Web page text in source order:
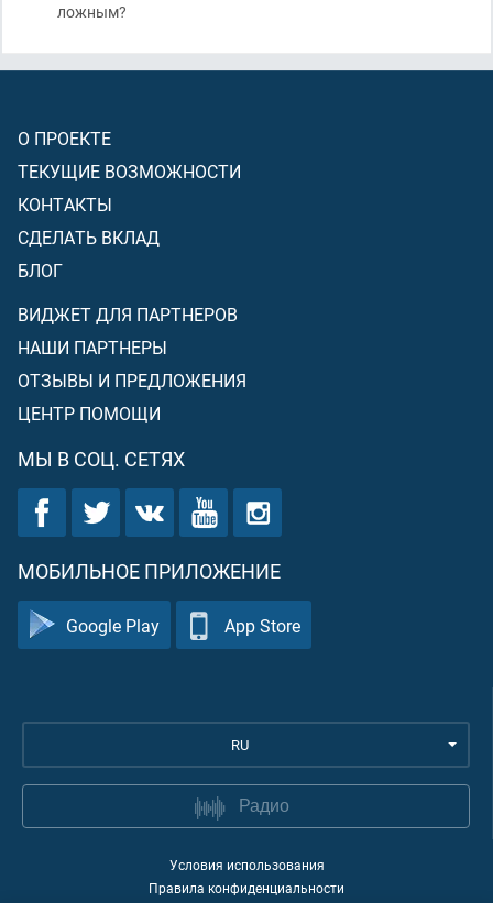
ложным?
О ПРОЕКТЕ
ТЕКУЩИЕ ВОЗМОЖНОСТИ
КОНТАКТЫ
СДЕЛАТЬ ВКЛАД
БЛОГ
ВИДЖЕТ ДЛЯ ПАРТНЕРОВ
НАШИ ПАРТНЕРЫ
ОТЗЫВЫ И ПРЕДЛОЖЕНИЯ
ЦЕНТР ПОМОЩИ
МЫ В СОЦ. СЕТЯХ
МОБИЛЬНОЕ ПРИЛОЖЕНИЕ
Google Play App Store
RU
Радио
Условия использования
Правила конфиденциальности